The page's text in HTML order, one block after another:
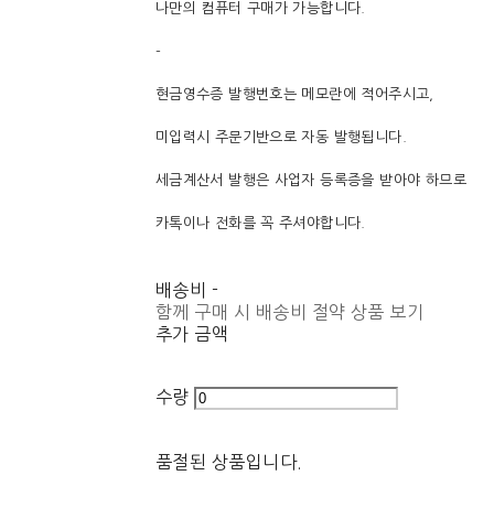
나만의 컴퓨터 구매가 가능합니다.
-
현금영수증 발행번호는 메모란에 적어주시고,
미입력시 주문기반으로 자동 발행됩니다.
세금계산서 발행은 사업자 등록증을 받아야 하므로
카톡이나 전화를 꼭 주셔야합니다.
배송비 -
함께 구매 시 배송비 절약 상품 보기
추가 금액
수량
품절된 상품입니다.